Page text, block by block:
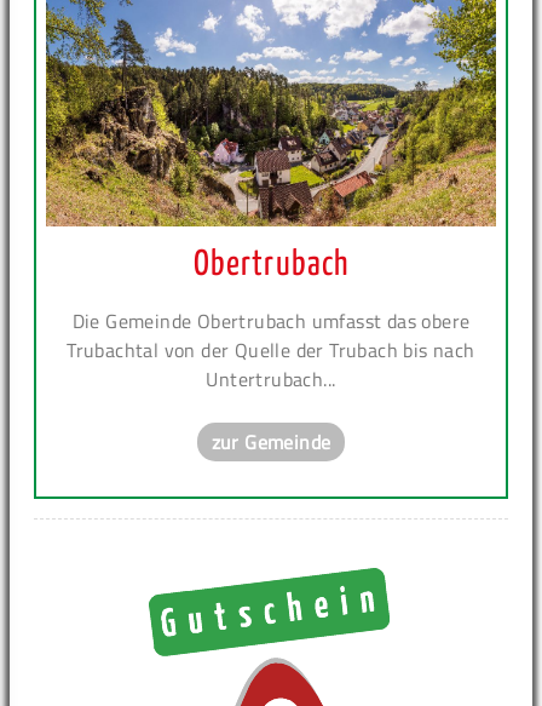
Obertrubach
Die Gemeinde Obertrubach umfasst das obere
Trubachtal von der Quelle der Trubach bis nach
Untertrubach...
zur Gemeinde